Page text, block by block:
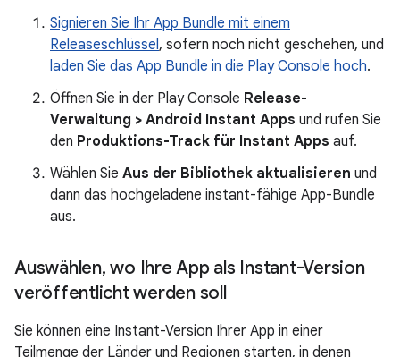
Signieren Sie Ihr App Bundle mit einem
Releaseschlüssel, sofern noch nicht geschehen, und
laden Sie das App Bundle in die Play Console hoch.
Öffnen Sie in der Play Console Release-
Verwaltung > Android Instant Apps und rufen Sie
den Produktions-Track für Instant Apps auf.
Wählen Sie Aus der Bibliothek aktualisieren und
dann das hochgeladene instant-fähige App-Bundle
aus.
Auswählen, wo Ihre App als Instant-Version
veröffentlicht werden soll
Sie können eine Instant-Version Ihrer App in einer
Teilmenge der Länder und Regionen starten, in denen